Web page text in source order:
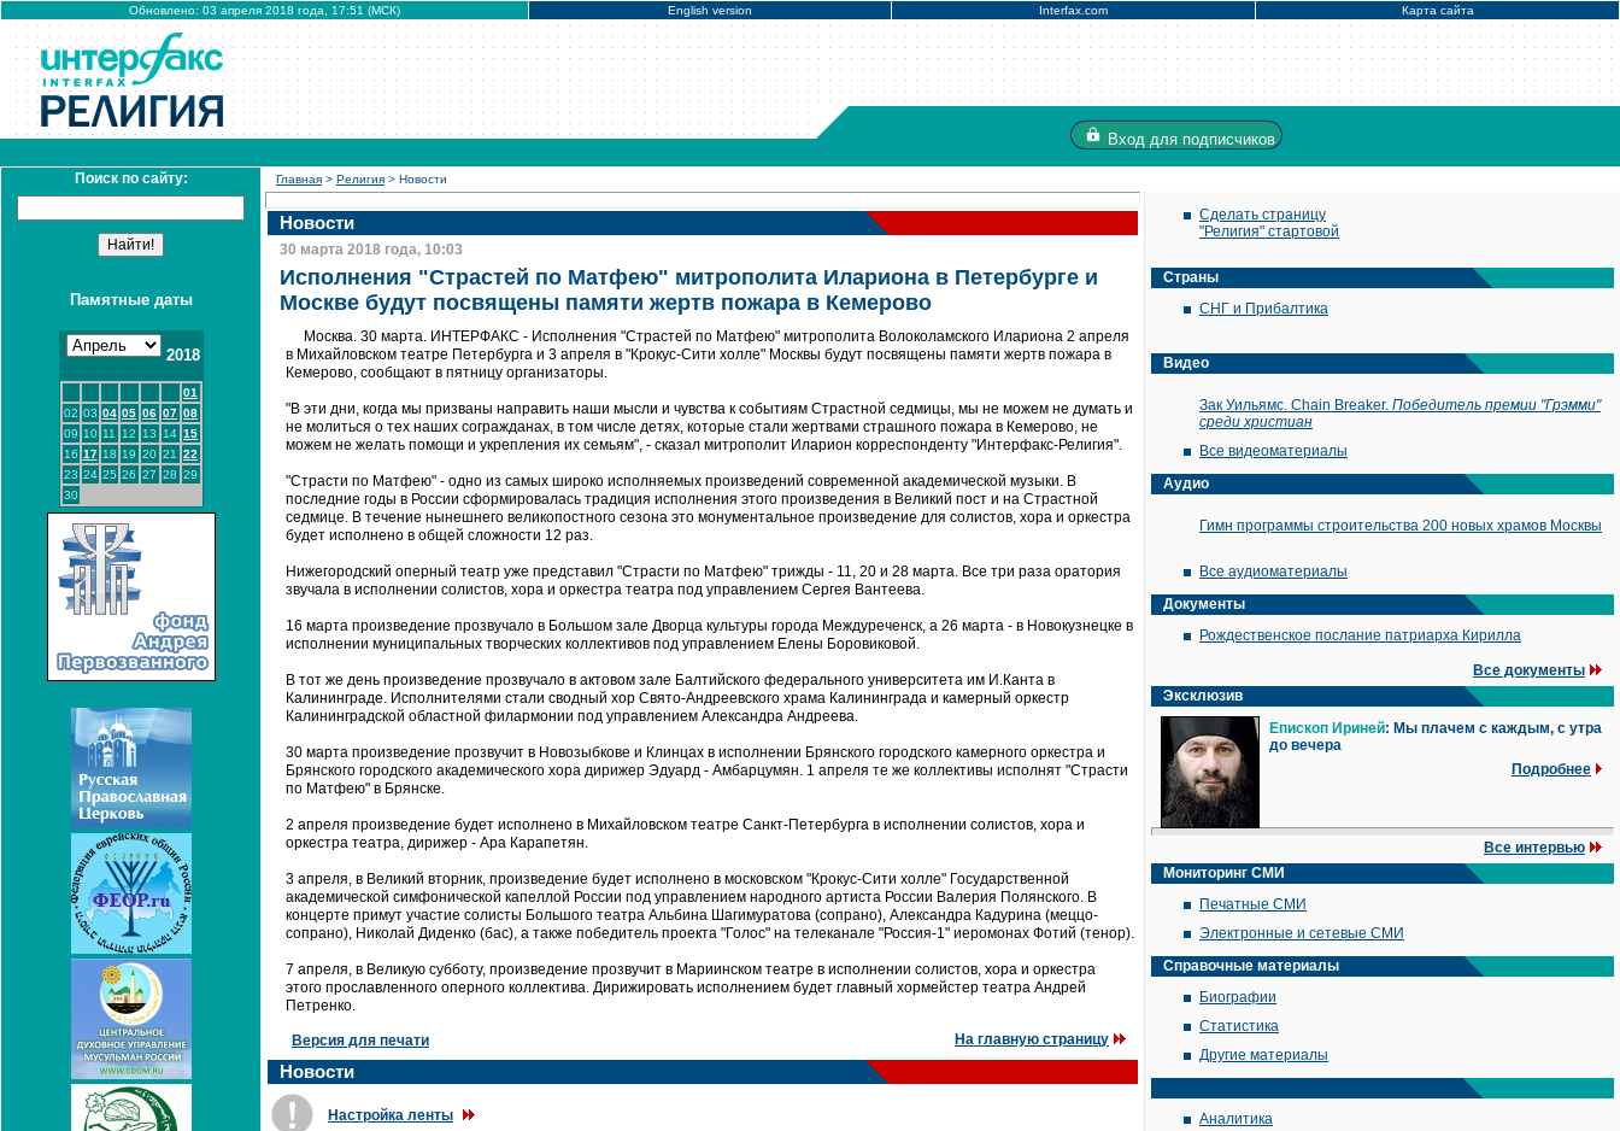
Обновлено: 03 апреля 2018 года, 17:51 (МСК) English version Interfax.com Карта сайта
Вход для подписчиков
Поиск по сайту:
Памятные даты
2018
01
02 03 04 05 06 07 08
09 10 11 12 13 14 15
16 17 18 19 20 21
22
23 24 25 26 27 28 29
30
Главная > Религия > Новости
Новости
30 марта 2018 года, 10:03
Исполнения "Страстей по Матфею" митрополита Илариона в Петербурге и
Москве будут посвящены памяти жертв пожара в Кемерово
Москва. 30 марта. ИНТЕРФАКС - Исполнения "Страстей по Матфею" митрополита Волоколамского Илариона 2 апреля
в Михайловском театре Петербурга и 3 апреля в "Крокус-Сити холле" Москвы будут посвящены памяти жертв пожара в
Кемерово, сообщают в пятницу организаторы.
"В эти дни, когда мы призваны направить наши мысли и чувства к событиям Страстной седмицы, мы не можем не думать и
не молиться о тех наших согражданах, в том числе детях, которые стали жертвами страшного пожара в Кемерово, не
можем не желать помощи и укрепления их семьям", - сказал митрополит Иларион корреспонденту "Интерфакс-Религия".
"Страсти по Матфею" - одно из самых широко исполняемых произведений современной академической музыки. В
последние годы в России сформировалась традиция исполнения этого произведения в Великий пост и на Страстной
седмице. В течение нынешнего великопостного сезона это монументальное произведение для солистов, хора и оркестра
будет исполнено в общей сложности 12 раз.
Нижегородский оперный театр уже представил "Страсти по Матфею" трижды - 11, 20 и 28 марта. Все три раза оратория
звучала в исполнении солистов, хора и оркестра театра под управлением Сергея Вантеева.
16 марта произведение прозвучало в Большом зале Дворца культуры города Междуреченск, а 26 марта - в Новокузнецке в
исполнении муниципальных творческих коллективов под управлением Елены Боровиковой.
В тот же день произведение прозвучало в актовом зале Балтийского федерального университета им И.Канта в
Калининграде. Исполнителями стали сводный хор Свято-Андреевского храма Калининграда и камерный оркестр
Калининградской областной филармонии под управлением Александра Андреева.
30 марта произведение прозвучит в Новозыбкове и Клинцах в исполнении Брянского городского камерного оркестра и
Брянского городского академического хора дирижер Эдуард - Амбарцумян. 1 апреля те же коллективы исполнят "Страсти
по Матфею" в Брянске.
2 апреля произведение будет исполнено в Михайловском театре Санкт-Петербурга в исполнении солистов, хора и
оркестра театра, дирижер - Ара Карапетян.
3 апреля, в Великий вторник, произведение будет исполнено в московском "Крокус-Сити холле" Государственной
академической симфонической капеллой России под управлением народного артиста России Валерия Полянского. В
концерте примут участие солисты Большого театра Альбина Шагимуратова (сопрано), Александра Кадурина (меццо-
сопрано), Николай Диденко (бас), а также победитель проекта "Голос" на телеканале "Россия-1" иеромонах Фотий (тенор).
7 апреля, в Великую субботу, произведение прозвучит в Мариинском театре в исполнении солистов, хора и оркестра
этого прославленного оперного коллектива. Дирижировать исполнением будет главный хормейстер театра Андрей
Петренко.
Версия для печати На главную страницу
Новости
Настройка ленты
Сделать страницу
"Религия" стартовой
Страны
СНГ и Прибалтика
Видео
Зак Уильямс. Chain Breaker. Победитель премии "Грэмми"
среди христиан
Все видеоматериалы
Аудио
Гимн программы строительства 200 новых храмов Москвы
Все аудиоматериалы
Документы
Рождественское послание патриарха Кирилла
Все документы
Эксклюзив
Епископ Ириней: Мы плачем с каждым, с утра
до вечера
Подробнее
Все интервью
Мониторинг СМИ
Печатные СМИ
Электронные и сетевые СМИ
Справочные материалы
Биографии
Статистика
Другие материалы
Аналитика